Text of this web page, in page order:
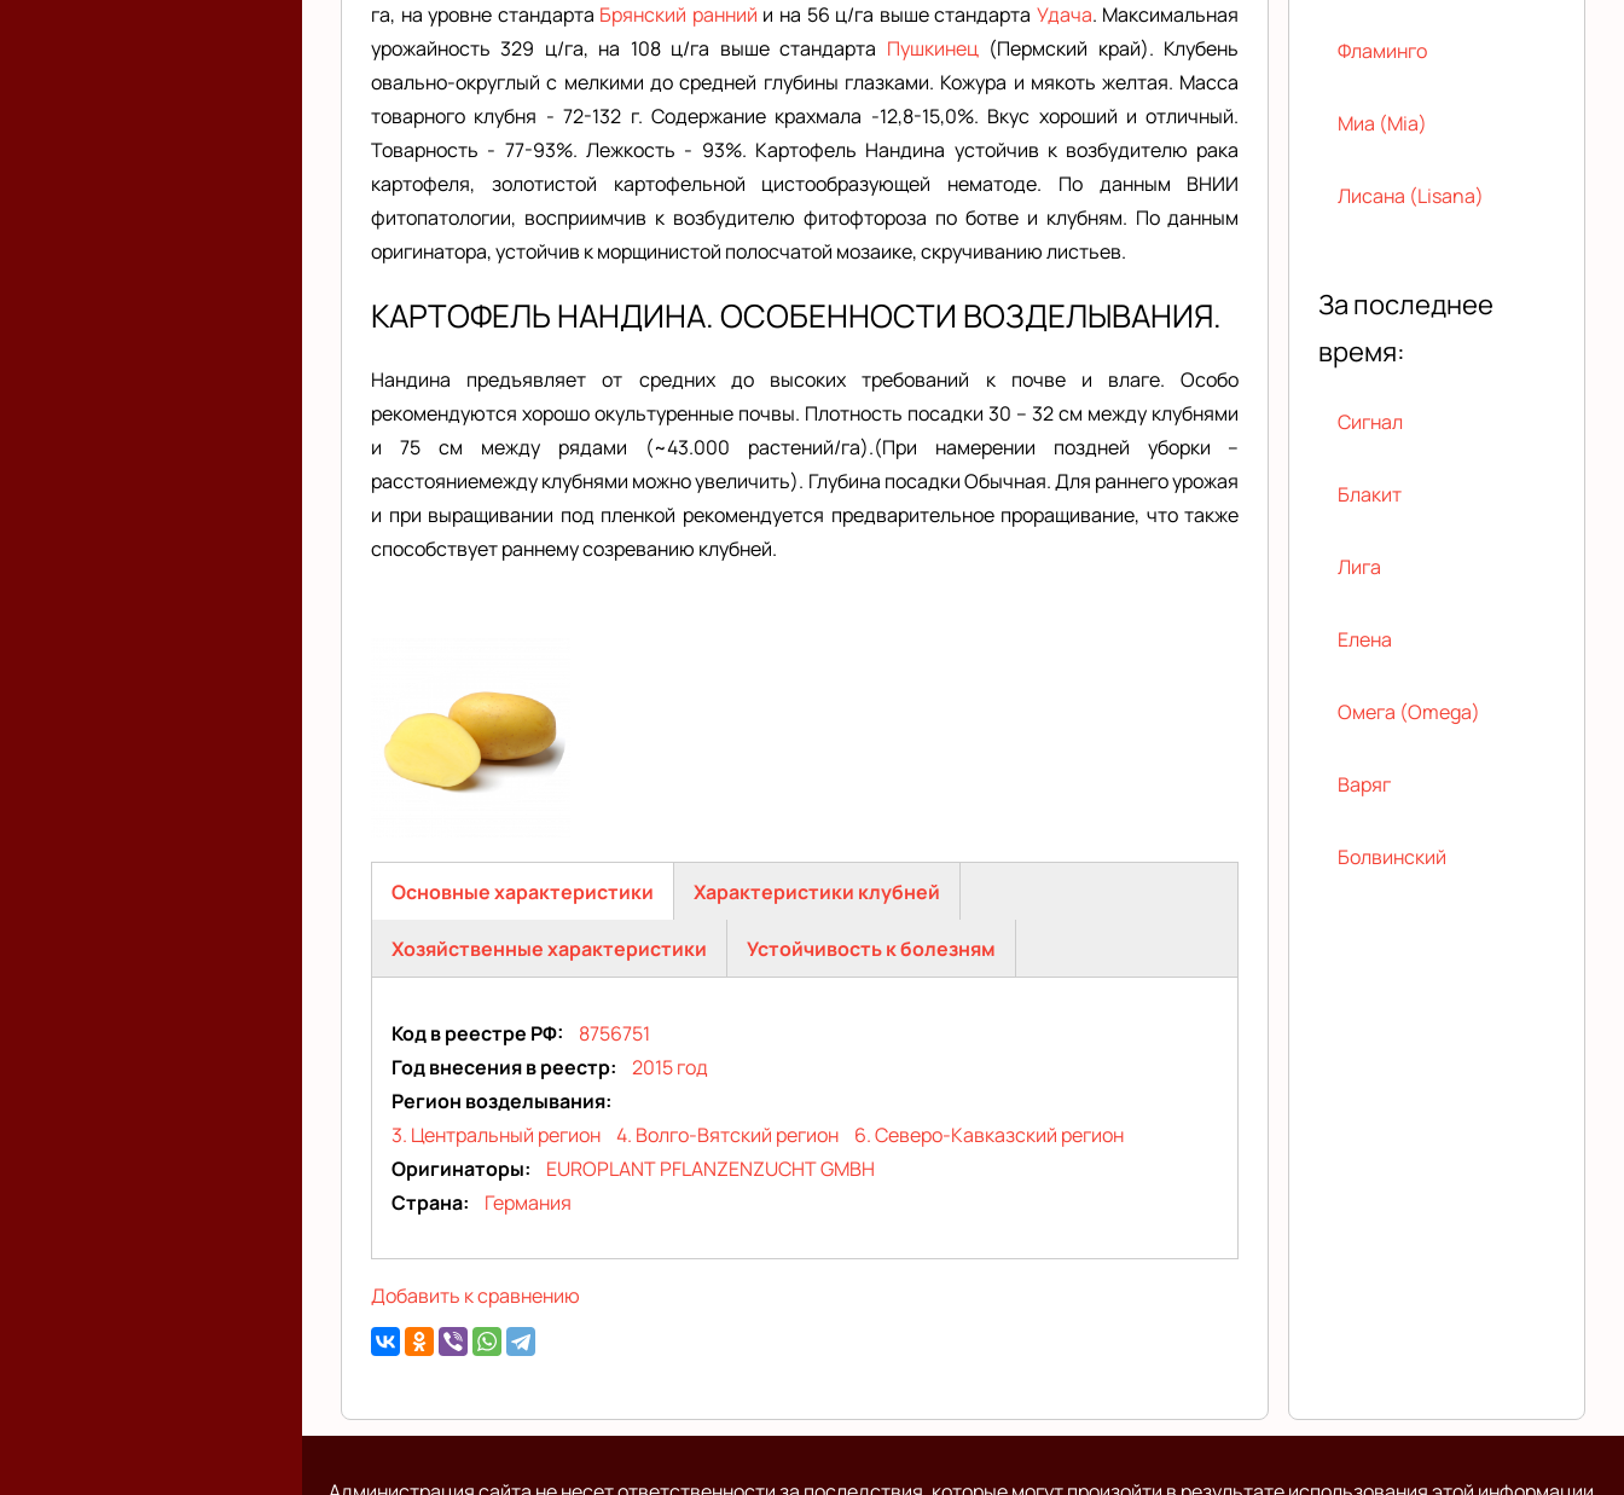
га, на уровне стандарта Брянский ранний и на 56 ц/га выше стандарта Удача. Максимальная
урожайность 329 ц/га, на 108 ц/га выше стандарта Пушкинец (Пермский край). Клубень
овально-округлый с мелкими до средней глубины глазками. Кожура и мякоть желтая. Масса
товарного клубня - 72-132 г. Содержание крахмала -12,8-15,0%. Вкус хороший и отличный.
Товарность - 77-93%. Лежкость - 93%. Картофель Нандина устойчив к возбудителю рака
картофеля, золотистой картофельной цистообразующей нематоде. По данным ВНИИ
фитопатологии, восприимчив к возбудителю фитофтороза по ботве и клубням. По данным
оригинатора, устойчив к морщинистой полосчатой мозаике, скручиванию листьев.
КАРТОФЕЛЬ НАНДИНА. ОСОБЕННОСТИ ВОЗДЕЛЫВАНИЯ.
Нандина предъявляет от средних до высоких требований к почве и влаге. Особо
рекомендуются хорошо окультуренные почвы. Плотность посадки 30 – 32 см между клубнями
и 75 см между рядами (~43.000 растений/га).(При намерении поздней уборки –
расстояниемежду клубнями можно увеличить). Глубина посадки Обычная. Для раннего урожая
и при выращивании под пленкой рекомендуется предварительное проращивание, что также
способствует раннему созреванию клубней.
(Nandina)
Основные характеристики
вкладка)
Характеристики клубней
Хозяйственные характеристики Устойчивость к болезням
Код в реестре РФ
8756751
Год внесения в реестр
2015 год
Регион возделывания
3. Центральный регион 4. Волго-Вятский регион
6. Северо-Кавказский регион
Оригинаторы
EUROPLANT PFLANZENZUCHT GMBH
Страна
Германия
Добавить к сравнению
Фламинго
Миа (Mia)
Лисана (Lisana)
За последнее
время:
Сигнал
Блакит
Лига
Елена
Омега (Omega)
Варяг
Болвинский